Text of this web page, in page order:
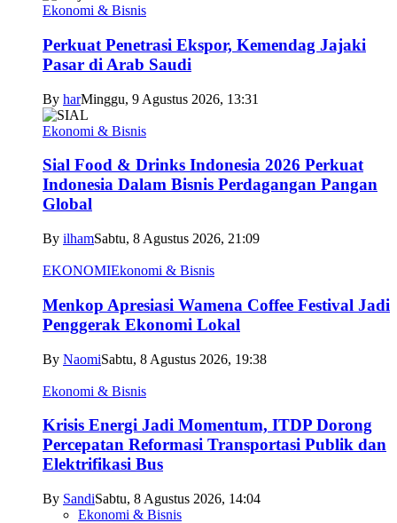
Ekonomi & Bisnis
Perkuat Penetrasi Ekspor, Kemendag Jajaki
Pasar di Arab Saudi
By harMinggu, 9 Agustus 2026, 13:31
Ekonomi & Bisnis
Sial Food & Drinks Indonesia 2026 Perkuat
Indonesia Dalam Bisnis Perdagangan Pangan
Global
By ilhamSabtu, 8 Agustus 2026, 21:09
EKONOMIEkonomi & Bisnis
Menkop Apresiasi Wamena Coffee Festival Jadi
Penggerak Ekonomi Lokal
By NaomiSabtu, 8 Agustus 2026, 19:38
Ekonomi & Bisnis
Krisis Energi Jadi Momentum, ITDP Dorong
Percepatan Reformasi Transportasi Publik dan
Elektrifikasi Bus
By SandiSabtu, 8 Agustus 2026, 14:04
Ekonomi & Bisnis